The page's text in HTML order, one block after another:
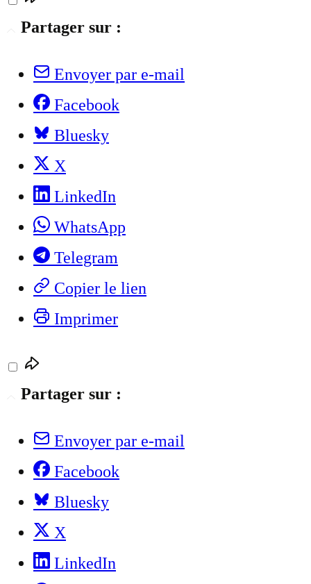
Partager sur :
Envoyer par e-mail
Facebook
Bluesky
X
LinkedIn
WhatsApp
Telegram
Copier le lien
Imprimer
Partager sur :
Envoyer par e-mail
Facebook
Bluesky
X
LinkedIn